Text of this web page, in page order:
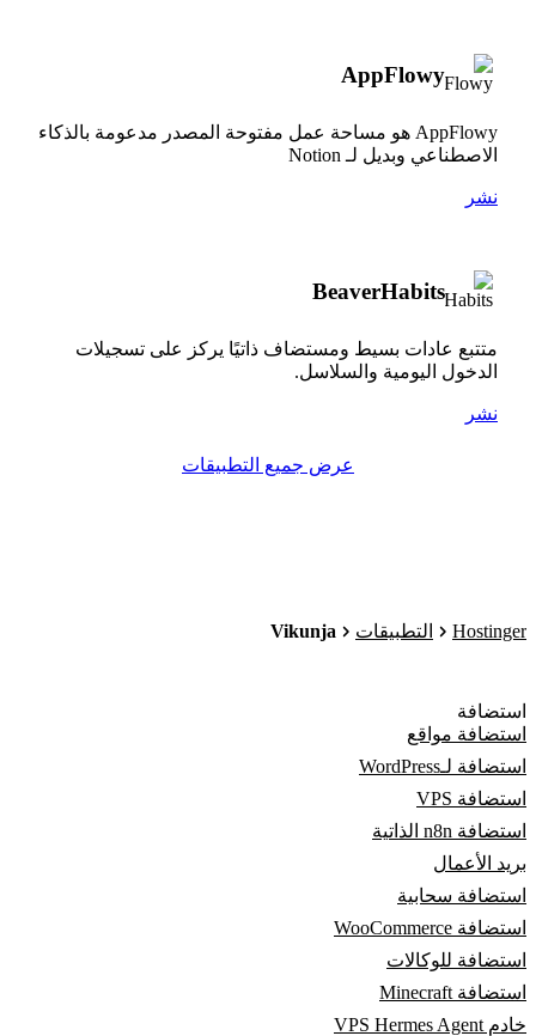
AppFlowy
AppFlowy هو مساحة عمل مفتوحة المصدر مدعومة بالذكاء
الاصطناعي وبديل لـ Notion
نشر
BeaverHabits
متتبع عادات بسيط ومستضاف ذاتيًا يركز على تسجيلات
الدخول اليومية والسلاسل.
نشر
عرض جميع التطبيقات
Hostinger التطبيقات Vikunja
استضافة
استضافة مواقع
استضافة لـWordPress
استضافة VPS
استضافة n8n الذاتية
بريد الأعمال
استضافة سحابية
استضافة WooCommerce
استضافة للوكالات
استضافة Minecraft
خادم VPS Hermes Agent